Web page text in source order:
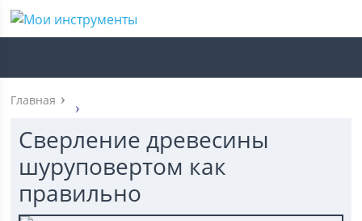
Главная
Сверление древесины
шуруповертом как
правильно